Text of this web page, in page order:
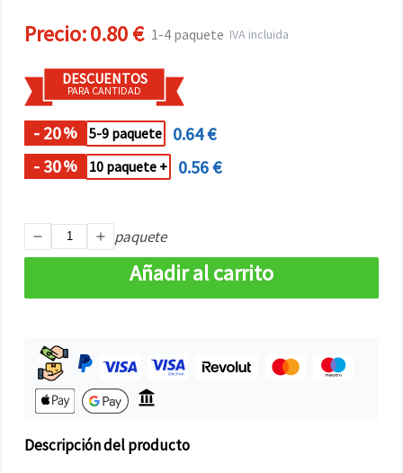
Precio:0.80 € 1-4 paquete IVA incluida
DESCUENTOS
PARA CANTIDAD
- 20% 5-9 paquete
0.64 €
- 30% 10 paquete + 0.56 €
paquete
Añadir al carrito
Descripción del producto